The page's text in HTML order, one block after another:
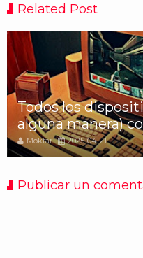
Related Post
Todos los
alguna manera)
Moktar 2025-04-21
Publicar un